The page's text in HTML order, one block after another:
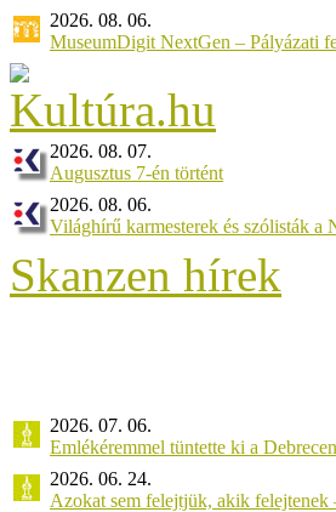
2026. 08. 06.
MuseumDigit NextGen – Pályázati
2026. 08. 07.
Augusztus 7-én történt
2026. 08. 06.
Világhírű karmesterek és szólisták a
Skanzen hírek
2026. 07. 06.
Emlékéremmel tüntette ki a
2026. 06. 24.
Azokat sem felejtjük, akik felejtenek